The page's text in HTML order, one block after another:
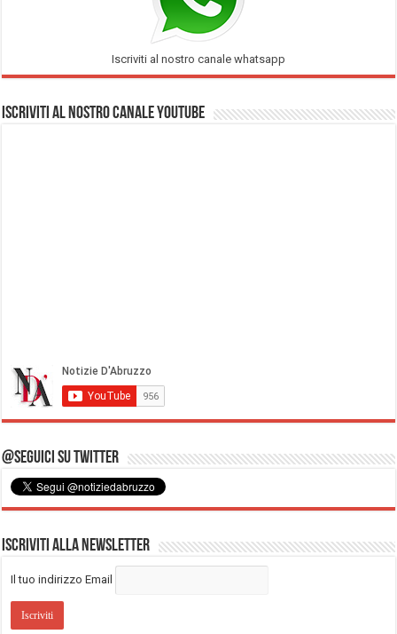
Iscriviti al nostro canale whatsapp
Iscriviti al nostro Canale Youtube
@Seguici su Twitter
Iscriviti alla Newsletter
Il tuo indirizzo Email